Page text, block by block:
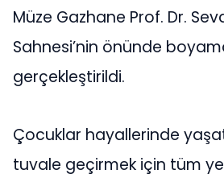
Müze Gazhane Prof. Dr.
Sahnesi’nin önünde
gerçekleştirildi.
Çocuklar hayallerinde
tuvale geçirmek için tüm